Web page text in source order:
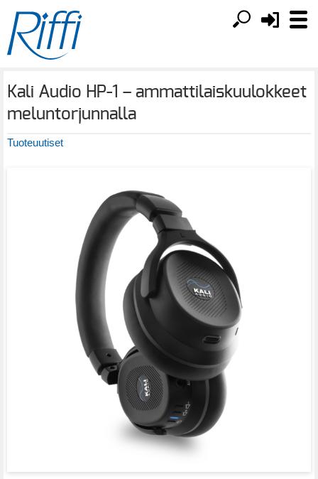
Kali Audio HP-1 – ammattilaiskuulokkeet
meluntorjunnalla
Tuoteuutiset